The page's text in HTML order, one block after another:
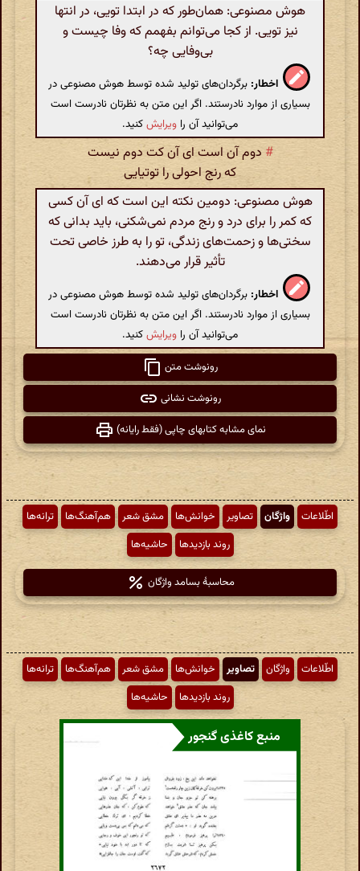
هوش مصنوعی: همان‌طور که در ابتدا تویی، در انتها
نیز تویی. از کجا می‌توانم بفهمم که وفا چیست و
بی‌وفایی چه؟
اخطار: برگردان‌های تولید شده توسط هوش مصنوعی در
بسیاری از موارد نادرستند. اگر این متن به نظرتان نادرست است
می‌توانید آن را ویرایشکنید.
# دوم آن است ای آن کت دوم نیست
که رنج احولی را توتیایی
هوش مصنوعی: دومین نکته این است که ای آن کسی
که کمر را برای درد و رنج مردم نمی‌شکنی، باید بدانی که
سختی‌ها و زحمت‌های زندگی، تو را به طرز خاصی تحت
تأثیر قرار می‌دهند.
اخطار: برگردان‌های تولید شده توسط هوش مصنوعی در
بسیاری از موارد نادرستند. اگر این متن به نظرتان نادرست است
می‌توانید آن را ویرایشکنید.
رونوشت متن
رونوشت نشانی
نمای مشابه کتابهای چاپی (فقط رایانه)
اطّلاعات واژگان تصاویر خوانش‌ها مشق شعر هم‌آهنگ‌ها
ترانه‌ها
روند بازدیدها
حاشیه‌ها
محاسبهٔ بسامد واژگان
اطّلاعات واژگان تصاویر خوانش‌ها مشق شعر هم‌آهنگ‌ها
ترانه‌ها
روند بازدیدها
حاشیه‌ها
منبع کاغذی گنجور